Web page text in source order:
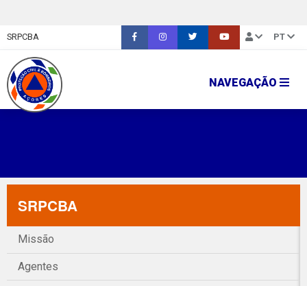
SRPCBA PT
NAVEGAÇÃO
SRPCBA
Missão
Agentes